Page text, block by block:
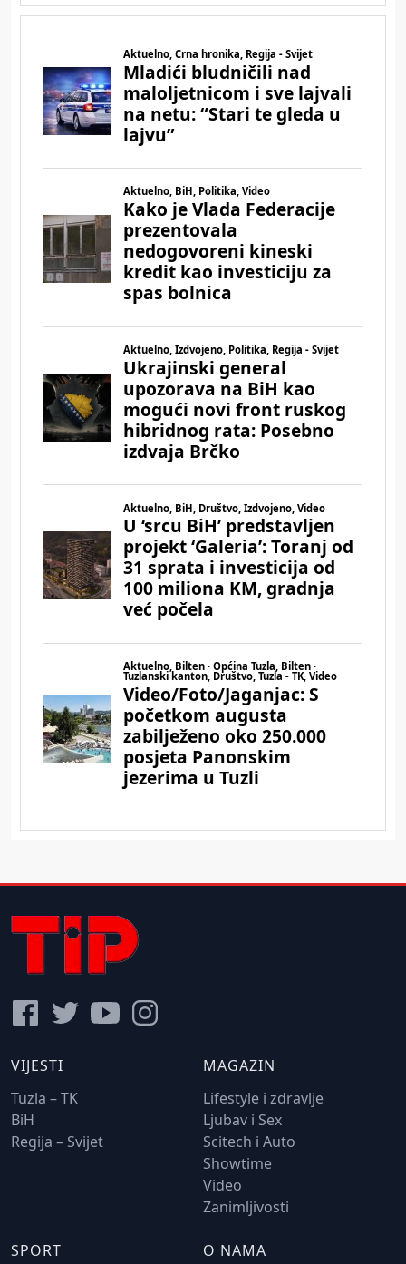
VIJESTI
Tuzla – TK
BiH
Regija – Svijet
MAGAZIN
Lifestyle i zdravlje
Ljubav i Sex
Scitech i Auto
Showtime
Video
Zanimljivosti
SPORT O NAMA